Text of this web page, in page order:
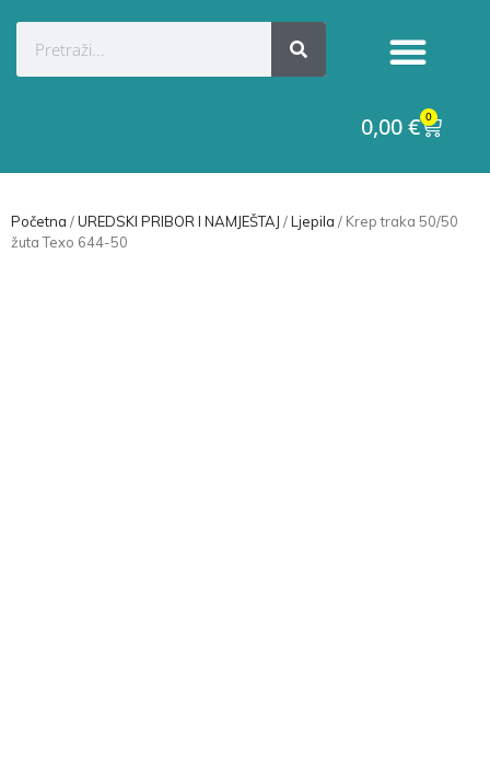
0,00€ 0
Početna /UREDSKI PRIBOR I NAMJEŠTAJ /Ljepila / Krep traka 50/50
žuta Texo 644-50